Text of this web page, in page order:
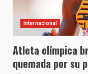
Internacional
Atleta olímpica
quemada por su